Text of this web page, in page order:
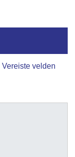
Vereiste velden